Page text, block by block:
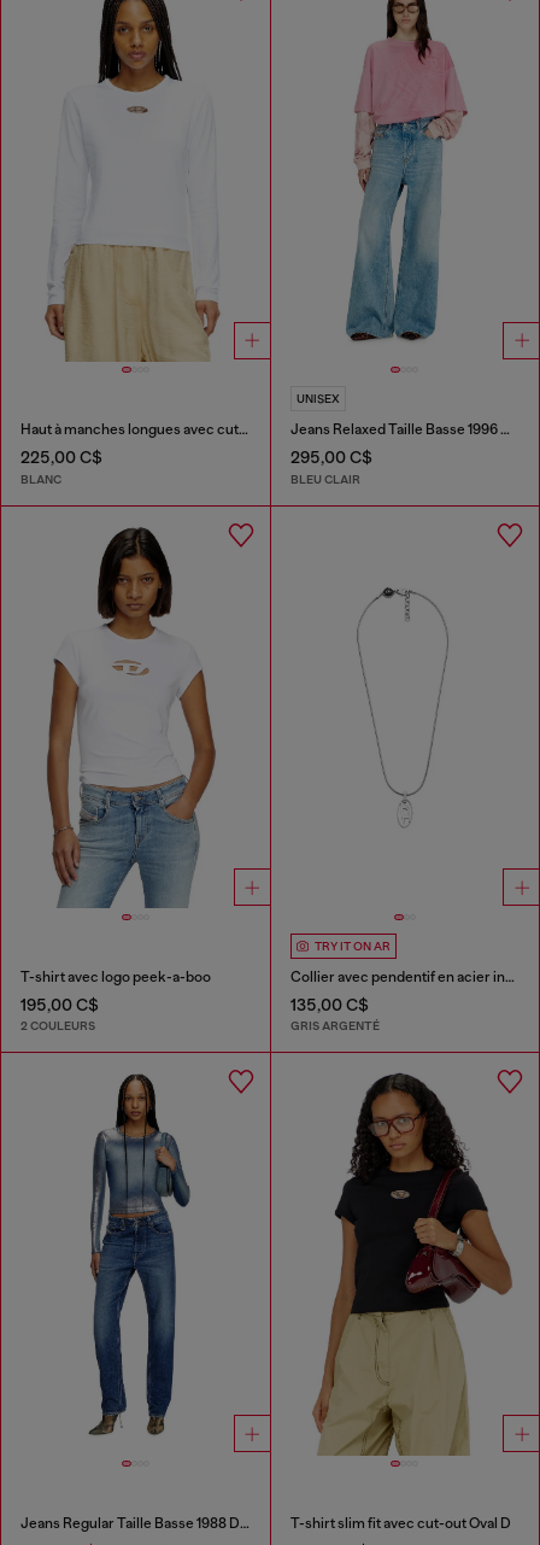
Haut à manches longues avec cut-out Oval D
225,00 C$
BLANC
UNISEX
Jeans Relaxed Taille Basse 1996 D-Sire
295,00 C$
BLEU CLAIR
T-shirt avec logo peek-a-boo
195,00 C$
2 COULEURS
TRY IT ON AR
Collier avec pendentif en acier inoxydable
135,00 C$
GRIS ARGENTÉ
Jeans Regular Taille Basse 1988 D-Ark T-shirt slim fit avec cut-out Oval D